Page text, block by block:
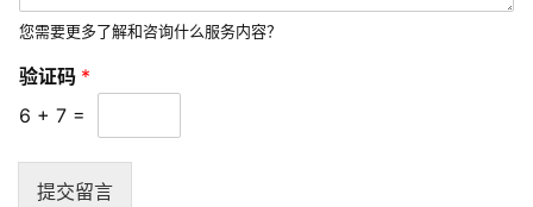
短
视
资
讯
您需要更多了解和咨询什么服务内容？
验证码 *
6 + 7 =
提交留言